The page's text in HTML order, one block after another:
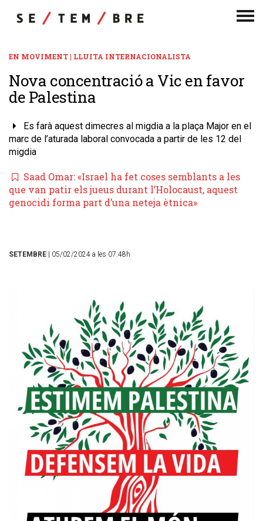
EN MOVIMENT | LLUITA INTERNACIONALISTA
​Nova concentració a Vic en favor
de Palestina
Es farà aquest dimecres al migdia a la plaça Major en el
marc de l’aturada laboral convocada a partir de les 12 del
migdia
Saad Omar: «Israel ha fet coses semblants a les
que van patir els jueus durant l’Holocaust, aquest
genocidi forma part d’una neteja ètnica»
SETEMBRE | 05/02/2024 a les 07:48h